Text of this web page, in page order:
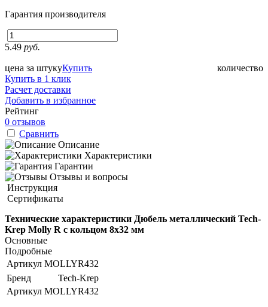
Гарантия производителя
5.49 руб.
цена за штуку количество
Купить
Купить в 1 клик
Расчет доставки
Добавить в избранное
Рейтинг
0 отзывов
Сравнить
Описание
Характеристики
Гарантии
Отзывы и вопросы
Инструкция
Сертификаты
Технические характеристики Дюбель металлический Tech-
Krep Molly R с кольцом 8х32 мм
Основные
Подробные
Артикул MOLLYR432
Бренд
Tech-Krep
Артикул MOLLYR432